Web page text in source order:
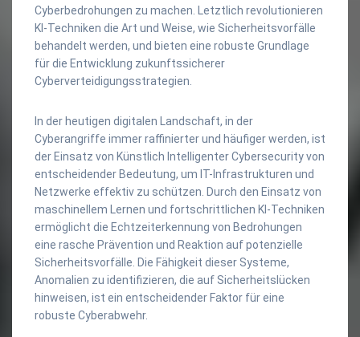
Cyberbedrohungen zu machen. Letztlich revolutionieren
KI-Techniken die Art und Weise, wie Sicherheitsvorfälle
behandelt werden, und bieten eine robuste Grundlage
für die Entwicklung zukunftssicherer
Cyberverteidigungsstrategien.
In der heutigen digitalen Landschaft, in der
Cyberangriffe immer raffinierter und häufiger werden, ist
der Einsatz von Künstlich Intelligenter Cybersecurity von
entscheidender Bedeutung, um IT-Infrastrukturen und
Netzwerke effektiv zu schützen. Durch den Einsatz von
maschinellem Lernen und fortschrittlichen KI-Techniken
ermöglicht die Echtzeiterkennung von Bedrohungen
eine rasche Prävention und Reaktion auf potenzielle
Sicherheitsvorfälle. Die Fähigkeit dieser Systeme,
Anomalien zu identifizieren, die auf Sicherheitslücken
hinweisen, ist ein entscheidender Faktor für eine
robuste Cyberabwehr.